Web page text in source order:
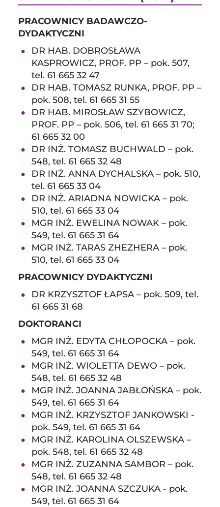
PRACOWNICY BADAWCZO-
DYDAKTYCZNI
DR HAB. DOBROSŁAWA
KASPROWICZ, PROF. PP – pok. 507,
tel. 61 665 32 47
DR HAB. TOMASZ RUNKA, PROF. PP –
pok. 508, tel. 61 665 31 55
DR HAB. MIROSŁAW SZYBOWICZ,
PROF. PP – pok. 506, tel. 61 665 31 70;
61 665 32 00
DR INŻ. TOMASZ BUCHWALD – pok.
548, tel. 61 665 32 48
DR INŻ. ANNA DYCHALSKA – pok. 510,
tel. 61 665 33 04
DR INŻ. ARIADNA NOWICKA – pok.
510, tel. 61 665 33 04
MGR INŻ. EWELINA NOWAK – pok.
549, tel. 61 665 31 64
MGR INŻ. TARAS ZHEZHERA – pok.
510, tel. 61 665 33 04
PRACOWNICY DYDAKTYCZNI
DR KRZYSZTOF ŁAPSA – pok. 509, tel.
61 665 31 68
DOKTORANCI
MGR INŻ. EDYTA CHŁOPOCKA – pok.
549, tel. 61 665 31 64
MGR INŻ. WIOLETTA DEWO – pok.
548, tel. 61 665 32 48
MGR INŻ. JOANNA JABŁOŃSKA – pok.
549, tel. 61 665 31 64
MGR INŻ. KRZYSZTOF JANKOWSKI -
pok. 549, tel. 61 665 31 64
MGR INŻ. KAROLINA OLSZEWSKA –
pok. 548, tel. 61 665 32 48
MGR INŻ. ZUZANNA SAMBOR – pok.
548, tel. 61 665 32 48
MGR INŻ. JOANNA SZCZUKA - pok.
549, tel. 61 665 31 64